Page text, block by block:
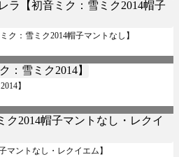
ク：雪ミク2014帽子マントなし】
】
マントなし・レクイエム】